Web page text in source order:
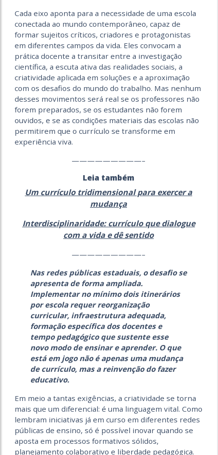
Cada eixo aponta para a necessidade de uma escola
conectada ao mundo contemporâneo, capaz de
formar sujeitos críticos, criadores e protagonistas
em diferentes campos da vida. Eles convocam a
prática docente a transitar entre a investigação
científica, a escuta ativa das realidades sociais, a
criatividade aplicada em soluções e a aproximação
com os desafios do mundo do trabalho. Mas nenhum
desses movimentos será real se os professores não
forem preparados, se os estudantes não forem
ouvidos, e se as condições materiais das escolas não
permitirem que o currículo se transforme em
experiência viva.
—————————–
Leia também
Um currículo tridimensional para exercer a
mudança
Interdisciplinaridade: currículo que dialogue
com a vida e dê sentido
—————————–
Nas redes públicas estaduais, o desafio se
apresenta de forma ampliada.
Implementar no mínimo dois itinerários
por escola requer reorganização
curricular, infraestrutura adequada,
formação específica dos docentes e
tempo pedagógico que sustente esse
novo modo de ensinar e aprender. O que
está em jogo não é apenas uma mudança
de currículo, mas a reinvenção do fazer
educativo.
Em meio a tantas exigências, a criatividade se torna
mais que um diferencial: é uma linguagem vital. Como
lembram iniciativas já em curso em diferentes redes
públicas de ensino, só é possível inovar quando se
aposta em processos formativos sólidos,
planejamento colaborativo e liberdade pedagógica.